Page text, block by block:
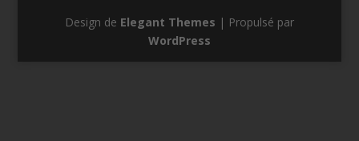
Design de Elegant Themes | Propulsé par
WordPress